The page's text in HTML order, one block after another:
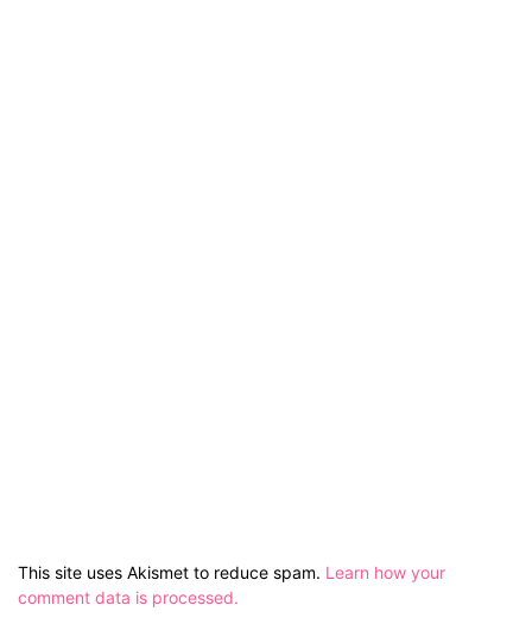
This site uses Akismet to reduce spam. Learn how your
comment data is processed.